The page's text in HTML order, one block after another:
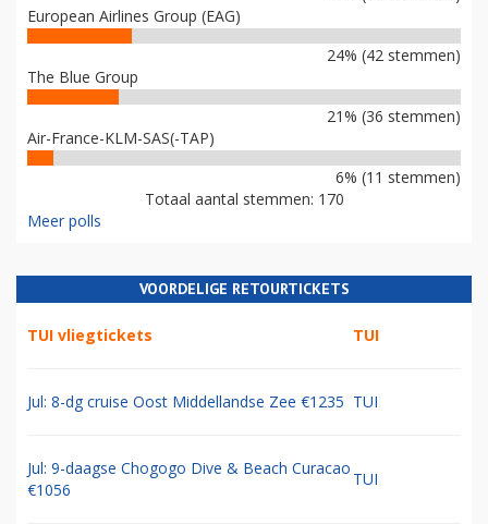
European Airlines Group (EAG)
24% (42 stemmen)
The Blue Group
21% (36 stemmen)
Air-France-KLM-SAS(-TAP)
6% (11 stemmen)
Totaal aantal stemmen: 170
Meer polls
VOORDELIGE RETOURTICKETS
TUI vliegtickets TUI
Jul: 8-dg cruise Oost Middellandse Zee €1235 TUI
Jul: 9-daagse Chogogo Dive & Beach Curacao
€1056
TUI